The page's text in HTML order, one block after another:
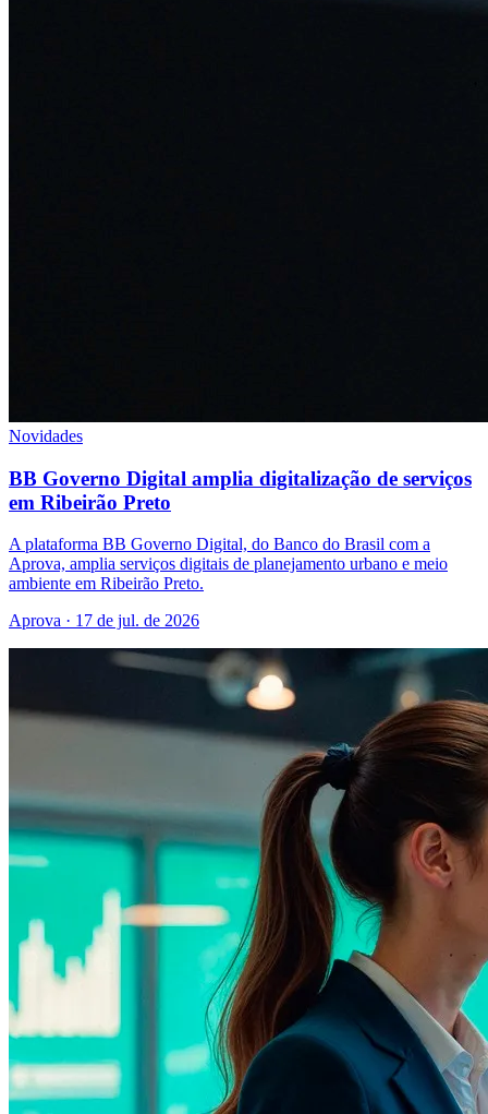
Novidades
BB Governo Digital amplia digitalização de serviços
em Ribeirão Preto
A plataforma BB Governo Digital, do Banco do Brasil com a
Aprova, amplia serviços digitais de planejamento urbano e meio
ambiente em Ribeirão Preto.
Aprova · 17 de jul. de 2026